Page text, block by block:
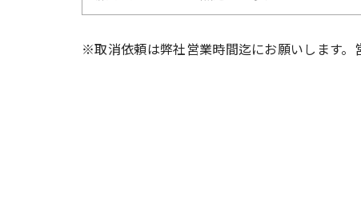
※取消依頼は弊社営業時間迄にお願いします。